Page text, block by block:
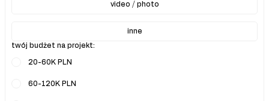
video / photo
inne
twój budżet na projekt:
20-60K PLN
60-120K PLN